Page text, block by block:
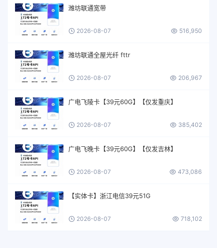
潍坊联通宽带
2026-08-07 516,950
潍坊联通全屋光纤 fttr
2026-08-07 206,967
广电飞陵卡【39元60G】【仅发重庆】
2026-08-07 385,402
广电飞晚卡【39元60G】【仅发吉林】
2026-08-07 473,086
【实体卡】浙江电信39元51G
2026-08-07 718,102